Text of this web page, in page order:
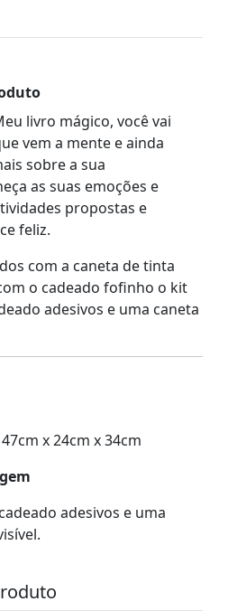
livro mágico, você vai
vem a mente e ainda
sobre a sua
as suas emoções e
propostas e
feliz.
com a caneta de tinta
o cadeado fofinho o kit
adesivos e uma caneta
x 24cm x 34cm
adesivos e uma